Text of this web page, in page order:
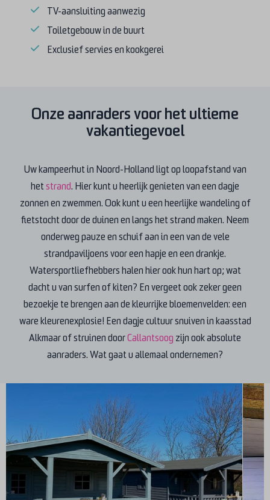
TV-aansluiting aanwezig
Toiletgebouw in de buurt
Exclusief servies en kookgerei
Onze aanraders voor het ultieme
vakantiegevoel
Uw kampeerhut in Noord-Holland ligt op loopafstand van
hetstrand. Hier kunt u heerlijk genieten van een dagje
zonnen en zwemmen. Ook kunt u een heerlijke wandeling of
fietstocht door de duinen en langs het strand maken. Neem
onderweg pauze en schuif aan in een van de vele
strandpaviljoens voor een hapje en een drankje.
Watersportliefhebbers halen hier ook hun hart op; wat
dacht u van surfen of kiten? En vergeet ook zeker geen
bezoekje te brengen aan de kleurrijke bloemenvelden: een
ware kleurenexplosie! Een dagje cultuur snuiven in kaasstad
Alkmaar of struinen doorCallantsoog zijn ook absolute
aanraders. Wat gaat u allemaal ondernemen?